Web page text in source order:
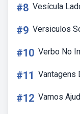
#8 Vesícula
#9 Versiculos
#10 Verbo No
#11 Vantagens
#12 Vamos